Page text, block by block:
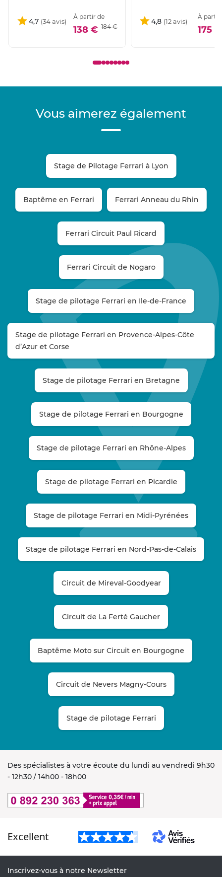
4,7
À partir de
138 € 184 €
4,8
À partir
175 €
Vous aimerez également
Stage de Pilotage Ferrari à Lyon
Baptême en Ferrari Ferrari Anneau du Rhin
Ferrari Circuit Paul Ricard
Ferrari Circuit de Nogaro
Stage de pilotage Ferrari en Ile-de-France
Stage de pilotage Ferrari en Provence-Alpes-Côte
d’Azur et Corse
Stage de pilotage Ferrari en Bretagne
Stage de pilotage Ferrari en Bourgogne
Stage de pilotage Ferrari en Rhône-Alpes
Stage de pilotage Ferrari en Picardie
Stage de pilotage Ferrari en Midi-Pyrénées
Stage de pilotage Ferrari en Nord-Pas-de-Calais
Circuit de Mireval-Goodyear
Circuit de La Ferté Gaucher
Baptême Moto sur Circuit en Bourgogne
Circuit de Nevers Magny-Cours
Stage de pilotage Ferrari
Des spécialistes à votre écoute du lundi au vendredi 9h30
- 12h30 / 14h00 - 18h00
Excellent
Inscrivez-vous à notre Newsletter